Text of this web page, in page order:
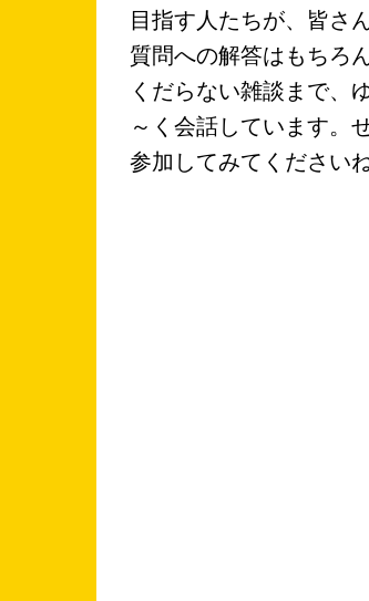
目指す人たちが、皆さ
質問への解答はもちろん
くだらない雑談まで、
～く会話しています。
参加してみてくださいね